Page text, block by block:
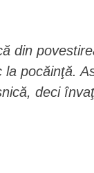
din
pocăinţă.
deci